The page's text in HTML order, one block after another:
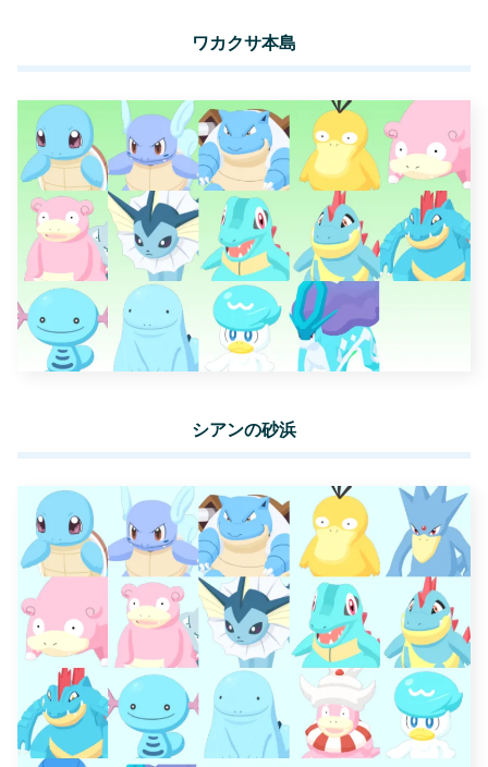
ワカクサ本島
シアンの砂浜